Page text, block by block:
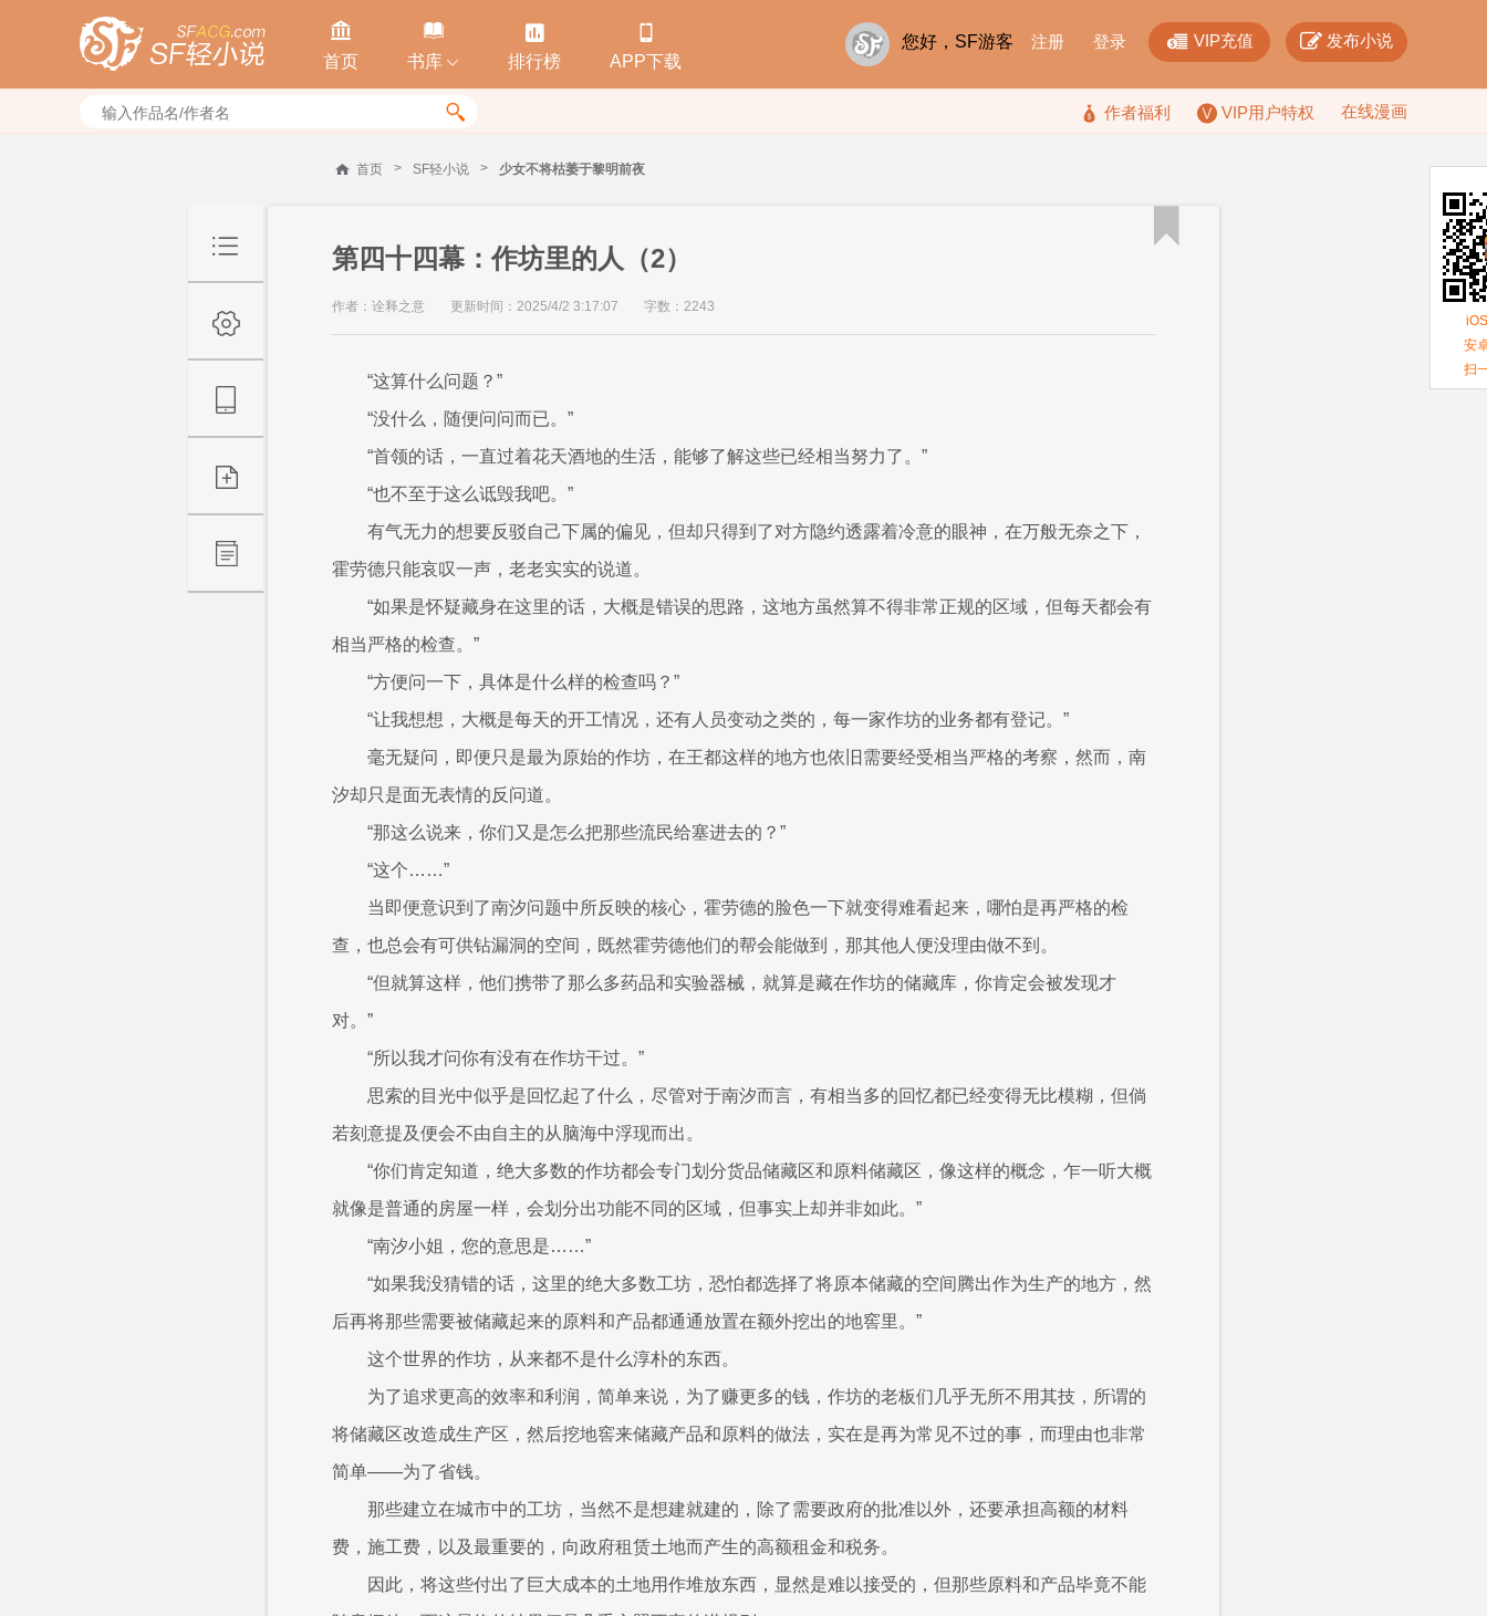

首页

书库 

排行榜

APP下载
您好，SF游客 注册 登录  VIP充值  发布小说
  作者福利 VIP用户特权 在线漫画
首页 > SF轻小说 > 少女不将枯萎于黎明前夜
第四十四幕：作坊里的人（2）
作者：诠释之意 更新时间：2025/4/2 3:17:07 字数：2243
“这算什么问题？”
“没什么，随便问问而已。”
“首领的话，一直过着花天酒地的生活，能够了解这些已经相当努力了。”
“也不至于这么诋毁我吧。”
有气无力的想要反驳自己下属的偏见，但却只得到了对方隐约透露着冷意的眼神，在万般无奈之下，
霍劳德只能哀叹一声，老老实实的说道。
“如果是怀疑藏身在这里的话，大概是错误的思路，这地方虽然算不得非常正规的区域，但每天都会有
相当严格的检查。”
“方便问一下，具体是什么样的检查吗？”
“让我想想，大概是每天的开工情况，还有人员变动之类的，每一家作坊的业务都有登记。”
毫无疑问，即便只是最为原始的作坊，在王都这样的地方也依旧需要经受相当严格的考察，然而，南
汐却只是面无表情的反问道。
“那这么说来，你们又是怎么把那些流民给塞进去的？”
“这个……”
当即便意识到了南汐问题中所反映的核心，霍劳德的脸色一下就变得难看起来，哪怕是再严格的检
查，也总会有可供钻漏洞的空间，既然霍劳德他们的帮会能做到，那其他人便没理由做不到。
“但就算这样，他们携带了那么多药品和实验器械，就算是藏在作坊的储藏库，你肯定会被发现才
对。”
“所以我才问你有没有在作坊干过。”
思索的目光中似乎是回忆起了什么，尽管对于南汐而言，有相当多的回忆都已经变得无比模糊，但倘
若刻意提及便会不由自主的从脑海中浮现而出。
“你们肯定知道，绝大多数的作坊都会专门划分货品储藏区和原料储藏区，像这样的概念，乍一听大概
就像是普通的房屋一样，会划分出功能不同的区域，但事实上却并非如此。”
“南汐小姐，您的意思是……”
“如果我没猜错的话，这里的绝大多数工坊，恐怕都选择了将原本储藏的空间腾出作为生产的地方，然
后再将那些需要被储藏起来的原料和产品都通通放置在额外挖出的地窖里。”
这个世界的作坊，从来都不是什么淳朴的东西。
为了追求更高的效率和利润，简单来说，为了赚更多的钱，作坊的老板们几乎无所不用其技，所谓的
将储藏区改造成生产区，然后挖地窖来储藏产品和原料的做法，实在是再为常见不过的事，而理由也非常
简单——为了省钱。
那些建立在城市中的工坊，当然不是想建就建的，除了需要政府的批准以外，还要承担高额的材料
费，施工费，以及最重要的，向政府租赁土地而产生的高额租金和税务。
因此，将这些付出了巨大成本的土地用作堆放东西，显然是难以接受的，但那些原料和产品毕竟不能

安
扫